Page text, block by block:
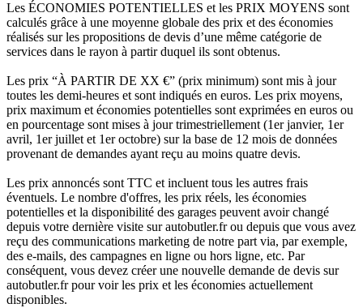
Les ÉCONOMIES POTENTIELLES et les PRIX MOYENS sont
calculés grâce à une moyenne globale des prix et des économies
réalisés sur les propositions de devis d’une même catégorie de
services dans le rayon à partir duquel ils sont obtenus.
Les prix “À PARTIR DE XX €” (prix minimum) sont mis à jour
toutes les demi-heures et sont indiqués en euros. Les prix moyens,
prix maximum et économies potentielles sont exprimées en euros ou
en pourcentage sont mises à jour trimestriellement (1er janvier, 1er
avril, 1er juillet et 1er octobre) sur la base de 12 mois de données
provenant de demandes ayant reçu au moins quatre devis.
Les prix annoncés sont TTC et incluent tous les autres frais
éventuels. Le nombre d'offres, les prix réels, les économies
potentielles et la disponibilité des garages peuvent avoir changé
depuis votre dernière visite sur autobutler.fr ou depuis que vous avez
reçu des communications marketing de notre part via, par exemple,
des e-mails, des campagnes en ligne ou hors ligne, etc. Par
conséquent, vous devez créer une nouvelle demande de devis sur
autobutler.fr pour voir les prix et les économies actuellement
disponibles.